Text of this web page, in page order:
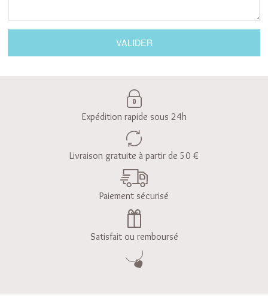
Expédition rapide sous 24h
Livraison gratuite à partir de 50 €
Paiement sécurisé
Satisfait ou remboursé